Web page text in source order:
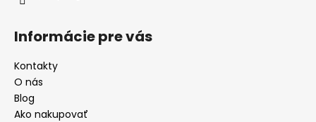
Informácie pre vás
Kontakty
O nás
Blog
Ako nakupovať